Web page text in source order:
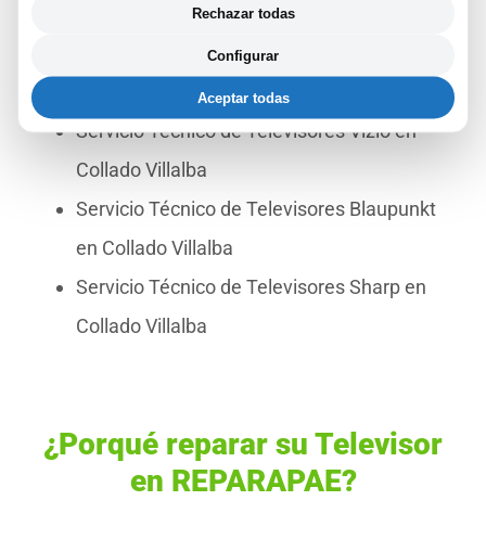
Systems en Collado Villalba
Servicio Técnico de Televisores OK en
Collado Villalba
Servicio Técnico de Televisores Vizio en
Collado Villalba
Servicio Técnico de Televisores Blaupunkt
en Collado Villalba
Servicio Técnico de Televisores Sharp en
Collado Villalba
¿Porqué reparar su Televisor
en REPARAPAE?
Rechazar todas
Configurar
Aceptar todas